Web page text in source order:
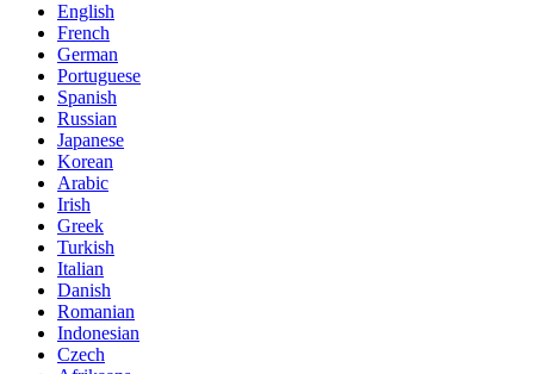
English
French
German
Portuguese
Spanish
Russian
Japanese
Korean
Arabic
Irish
Greek
Turkish
Italian
Danish
Romanian
Indonesian
Czech